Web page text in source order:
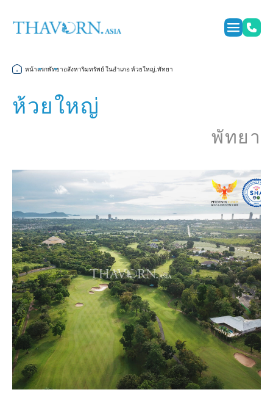
หน้าแรกพัทยาอสังหาริมทรัพย์ ในอำเภอ ห้วยใหญ่, พัทยา
ห้วยใหญ่
พัทยา